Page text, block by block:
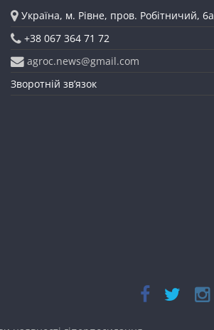
Україна, м. Рівне, пров. Робітничий, 6а
+38 067 364 71 72
agroc.news@gmail.com
Зворотній зв’язок